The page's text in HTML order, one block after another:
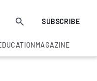
SUBSCRIBE
MAGAZINE